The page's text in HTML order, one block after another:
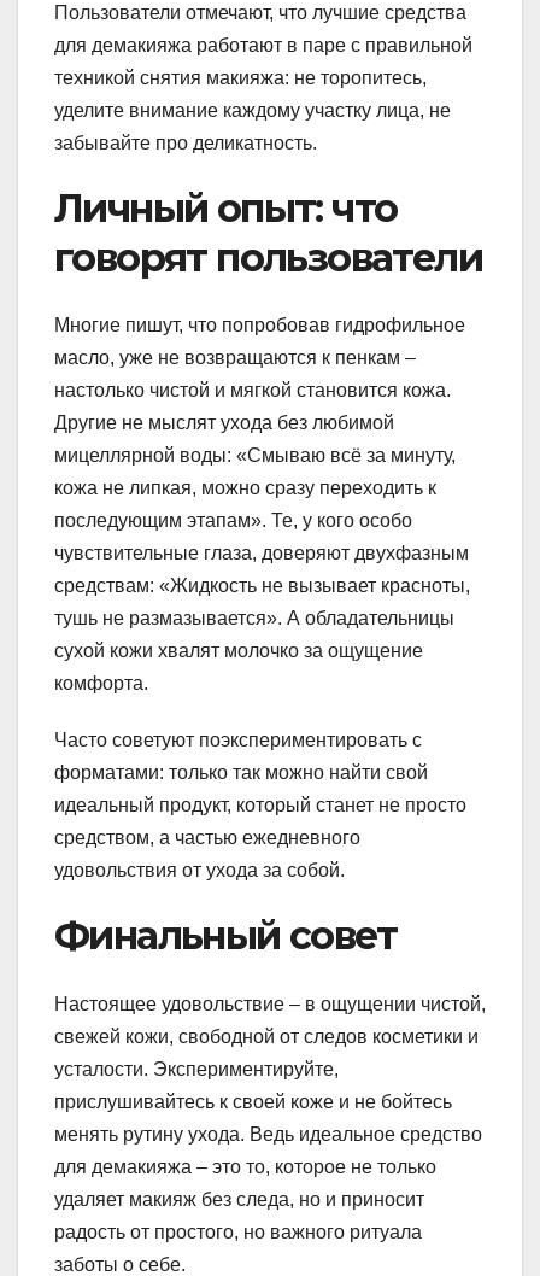
Пользователи отмечают, что лучшие средства
для демакияжа работают в паре с правильной
техникой снятия макияжа: не торопитесь,
уделите внимание каждому участку лица, не
забывайте про деликатность.
Личный опыт: что
говорят пользователи
Многие пишут, что попробовав гидрофильное
масло, уже не возвращаются к пенкам –
настолько чистой и мягкой становится кожа.
Другие не мыслят ухода без любимой
мицеллярной воды: «Смываю всё за минуту,
кожа не липкая, можно сразу переходить к
последующим этапам». Те, у кого особо
чувствительные глаза, доверяют двухфазным
средствам: «Жидкость не вызывает красноты,
тушь не размазывается». А обладательницы
сухой кожи хвалят молочко за ощущение
комфорта.
Часто советуют поэкспериментировать с
форматами: только так можно найти свой
идеальный продукт, который станет не просто
средством, а частью ежедневного
удовольствия от ухода за собой.
Финальный совет
Настоящее удовольствие – в ощущении чистой,
свежей кожи, свободной от следов косметики и
усталости. Экспериментируйте,
прислушивайтесь к своей коже и не бойтесь
менять рутину ухода. Ведь идеальное средство
для демакияжа – это то, которое не только
удаляет макияж без следа, но и приносит
радость от простого, но важного ритуала
заботы о себе.